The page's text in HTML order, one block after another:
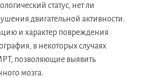
статус, нет ли
двигательной активности.
и характер повреждения
в некоторых случаях
позволяющие выявить
мозга.